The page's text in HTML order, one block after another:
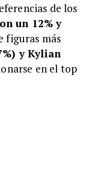
de los
un 12% y
figuras más
y Kylian
en el top